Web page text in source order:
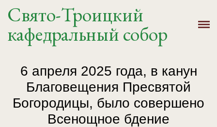
Главная
История
Расписание
Новости
Крещение, Венчание
Свято-Троицкий
кафедральный собор
6 апреля 2025 года, в канун
Благовещения Пресвятой
Богородицы, было совершено
Всенощное бдение